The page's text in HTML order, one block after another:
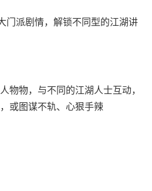
派剧情，解锁不同型的江湖讲
物，与不同的江湖人士互动，
或图谋不轨、心狠手辣